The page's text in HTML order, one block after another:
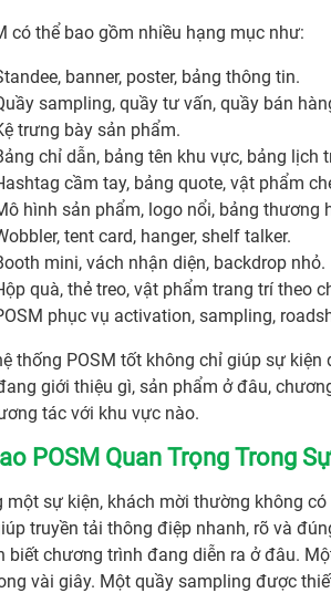
có thể bao gồm nhiều hạng mục như:
banner, poster, bảng thông tin.
sampling, quầy tư vấn, quầy bán
trưng bày sản phẩm.
chỉ dẫn, bảng tên khu vực, bảng lịch
cầm tay, bảng quote, vật phẩm
hình sản phẩm, logo nổi, bảng thương
tent card, hanger, shelf talker.
mini, vách nhận diện, backdrop nhỏ.
quà, thẻ treo, vật phẩm trang trí theo
phục vụ activation, sampling,
thống POSM tốt không chỉ giúp sự
giới thiệu gì, sản phẩm ở đâu,
tác với khu vực nào.
POSM Quan Trọng Trong
một sự kiện, khách mời thường không
truyền tải thông điệp nhanh, rõ và
biết chương trình đang diễn ra ở đâu.
vài giây. Một quầy sampling được